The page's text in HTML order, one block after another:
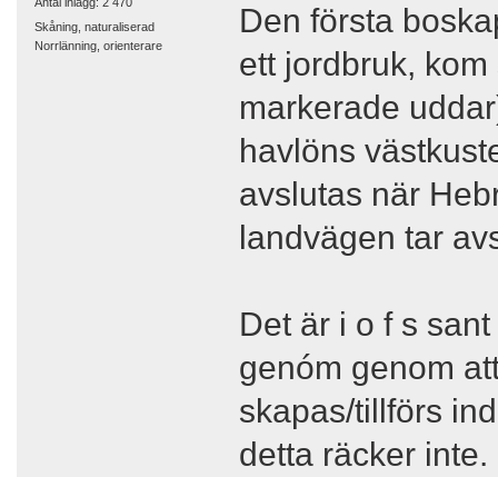
Skåning, naturaliserad
Norrlänning, orienterare
Den första
ett jordbruk,
markerade
havlöns
avslutas när
landvägen tar
Det är i o f s
genóm genom
skapas/tillförs
detta räcker inte.